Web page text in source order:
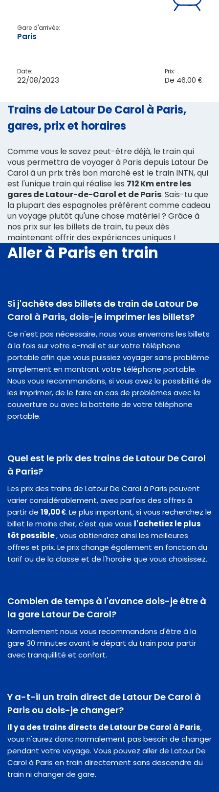
Gare d'arrivée:
Paris
Date:
22/08/2023
Prix:
De 46,00 €
Trains de Latour De Carol à Paris,
gares, prix et horaires
Comme vous le savez peut-être déjà, le train qui
vous permettra de voyager à Paris depuis Latour De
Carol à un prix très bon marché est le train INTN, qui
est l'unique train qui réalise les 712 Km entre les
gares de Latour-de-Carol et de Paris. Sais-tu que
la plupart des espagnoles préfèrent comme cadeau
un voyage plutôt qu'une chose matériel ? Grâce à
nos prix sur les billets de train, tu peux dès
maintenant offrir des expériences uniques !
Aller à Paris en train
Si j'achète des billets de train de Latour De
Carol à Paris, dois-je imprimer les billets?
Ce n'est pas nécessaire, nous vous enverrons les billets
à la fois sur votre e-mail et sur votre téléphone
portable afin que vous puissiez voyager sans problème
simplement en montrant votre téléphone portable.
Nous vous recommandons, si vous avez la possibilité de
les imprimer, de le faire en cas de problèmes avec la
couverture ou avec la batterie de votre téléphone
portable.
Quel est le prix des trains de Latour De Carol
à Paris?
Les prix des trains de Latour De Carol à Paris peuvent
varier considérablement, avec parfois des offres à
partir de 19,00 €. Le plus important, si vous recherchez le
billet le moins cher, c'est que vous l'achetiez le plus
tôt possible, vous obtiendrez ainsi les meilleures
offres et prix. Le prix change également en fonction du
tarif ou de la classe et de l'horaire que vous choisissez.
Combien de temps à l'avance dois-je être à
la gare Latour De Carol?
Normalement nous vous recommandons d'être à la
gare 30 minutes avant le départ du train pour partir
avec tranquillité et confort.
Y a-t-il un train direct de Latour De Carol à
Paris ou dois-je changer?
Il y a des trains directs de Latour De Carol à Paris,
vous n'aurez donc normalement pas besoin de changer
pendant votre voyage. Vous pouvez aller de Latour De
Carol à Paris en train directement sans descendre du
train ni changer de gare.